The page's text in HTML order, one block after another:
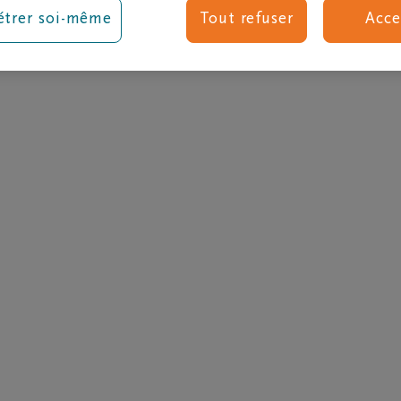
obsèques
de décès ou avis
Après les obsèques
L'assistance en formalités après
T: 071 42 31 83
Tout refuser
soi-même